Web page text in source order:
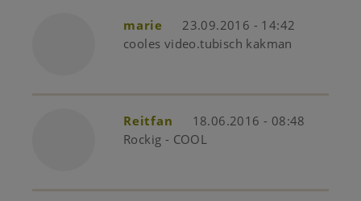
marie
23.09.2016 - 14:42
cooles video.tubisch kakman
Reitfan
18.06.2016 - 08:48
Rockig - COOL